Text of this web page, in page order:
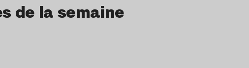
de la semaine